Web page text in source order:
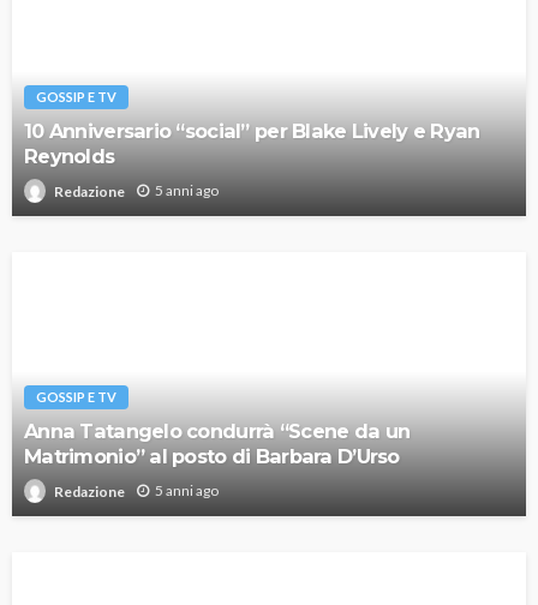
GOSSIP E TV
10 Anniversario “social” per Blake Lively e Ryan
Reynolds
Redazione 5 anni ago
GOSSIP E TV
Anna Tatangelo condurrà “Scene da un
Matrimonio” al posto di Barbara D’Urso
Redazione 5 anni ago